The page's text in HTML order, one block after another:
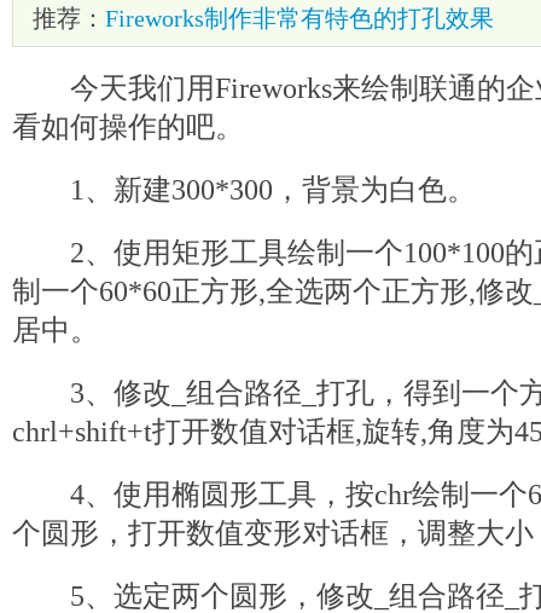
推荐： Fireworks制作非常有特色的打孔效果
今天我们用Fireworks来绘制联通的企
看如何操作的吧。
1、新建300*300，背景为白色。
2、使用矩形工具绘制一个100*100的
制一个60*60正方形,全选两个正方形,修
居中。
3、修改_组合路径_打孔，得到一个
chrl+shift+t打开数值对话框,旋转,角度为
4、使用椭圆形工具，按chr绘制一个
个圆形，打开数值变形对话框，调整大小
5、选定两个圆形，修改_组合路径_